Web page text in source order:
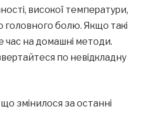
високої температури,
болю. Якщо такі
час на домашні методи.
по невідкладну
змінилося за останні